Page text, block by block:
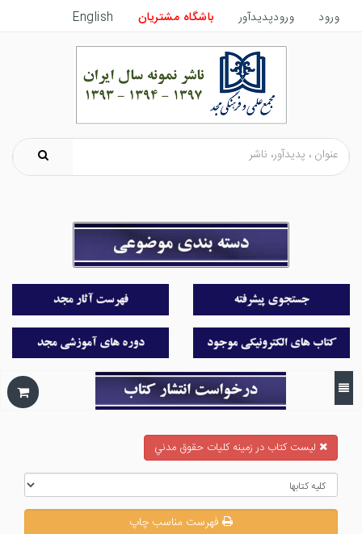
ورود ورودپدیدآور باشگاه مشتریان English
ليست كتاب در زمينه كليات حقوق مدني
فهرست مناسب چاپ